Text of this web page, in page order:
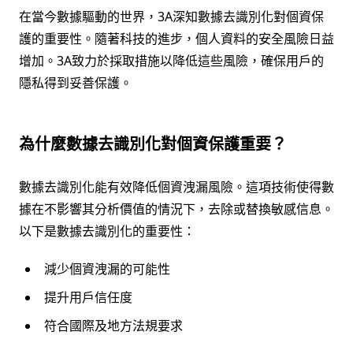
在當今數據驅動的世界，3A深知數據去識別化對個資保
護的重要性。隨著科技的進步，個人資料的安全風險日益
增加。3A致力於採取措施以降低這些風險，確保用戶的
隱私得到妥善保護。
為什麼數據去識別化對個資保護重要？
數據去識別化能有效降低個資洩漏風險。這項技術使得數
據在不影響其分析價值的情況下，去除或替換敏感信息。
以下是數據去識別化的重要性：
減少個資洩漏的可能性
提升用戶信任度
符合國際及地方法規要求